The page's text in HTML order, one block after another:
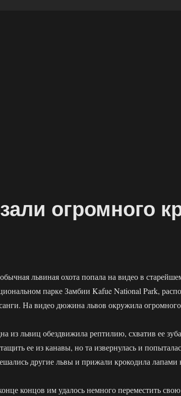
огромного
львиная охота попала на видео в
парке Замбии Kafue National Park,
На видео дюжина львов окружила
из львиц обездвижила рептилию, схватив ее
ее из канавы, но та извернулась и
другие львы и прижали крокодила лапами
концов им удалось немного переместить